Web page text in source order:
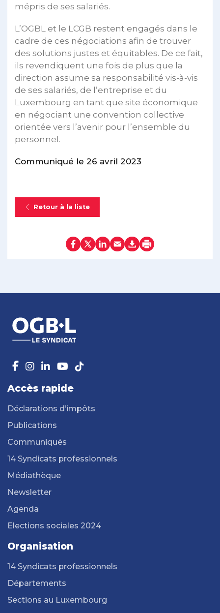
mépris de ses salariés.
L’OGBL et le LCGB restent engagés dans le
cadre de ces négociations afin de trouver
des solutions justes et équitables. De ce fait,
ils revendiquent une fois de plus que la
direction assume sa responsabilité vis-à-vis
de ses salariés, de l’entreprise et du
Luxembourg en tant que site économique
en négociant une convention collective
orientée vers l’avenir pour l’ensemble du
personnel.
Communiqué le 26 avril 2023
Retour à la liste
Accès rapide
Déclarations d’impôts
Publications
Communiqués
14 Syndicats professionnels
Médiathèque
Newsletter
Agenda
Elections sociales 2024
Organisation
14 Syndicats professionnels
Départements
Sections au Luxembourg